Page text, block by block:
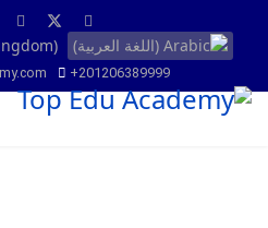
+201206389999